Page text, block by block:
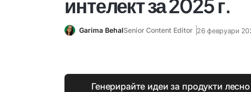
интелект за 2025 г.
Garima BehalSenior Content Editor 26 февруари
Генерирайте идеи за продукти